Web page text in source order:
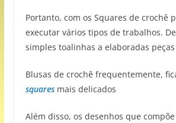
Portanto, com os Squares de crochê
executar vários tipos de trabalhos.
simples toalinhas a elaboradas
Blusas de crochê frequentemente,
squaresmais delicados
Além disso, os desenhos que